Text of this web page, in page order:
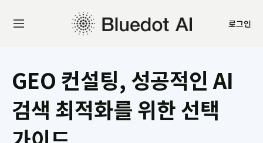
로그인
GEO 컨설팅, 성공적인 AI
검색 최적화를 위한 선택